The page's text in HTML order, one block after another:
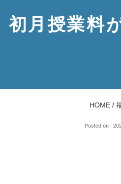
初月授業料
HOME /
Posted on :